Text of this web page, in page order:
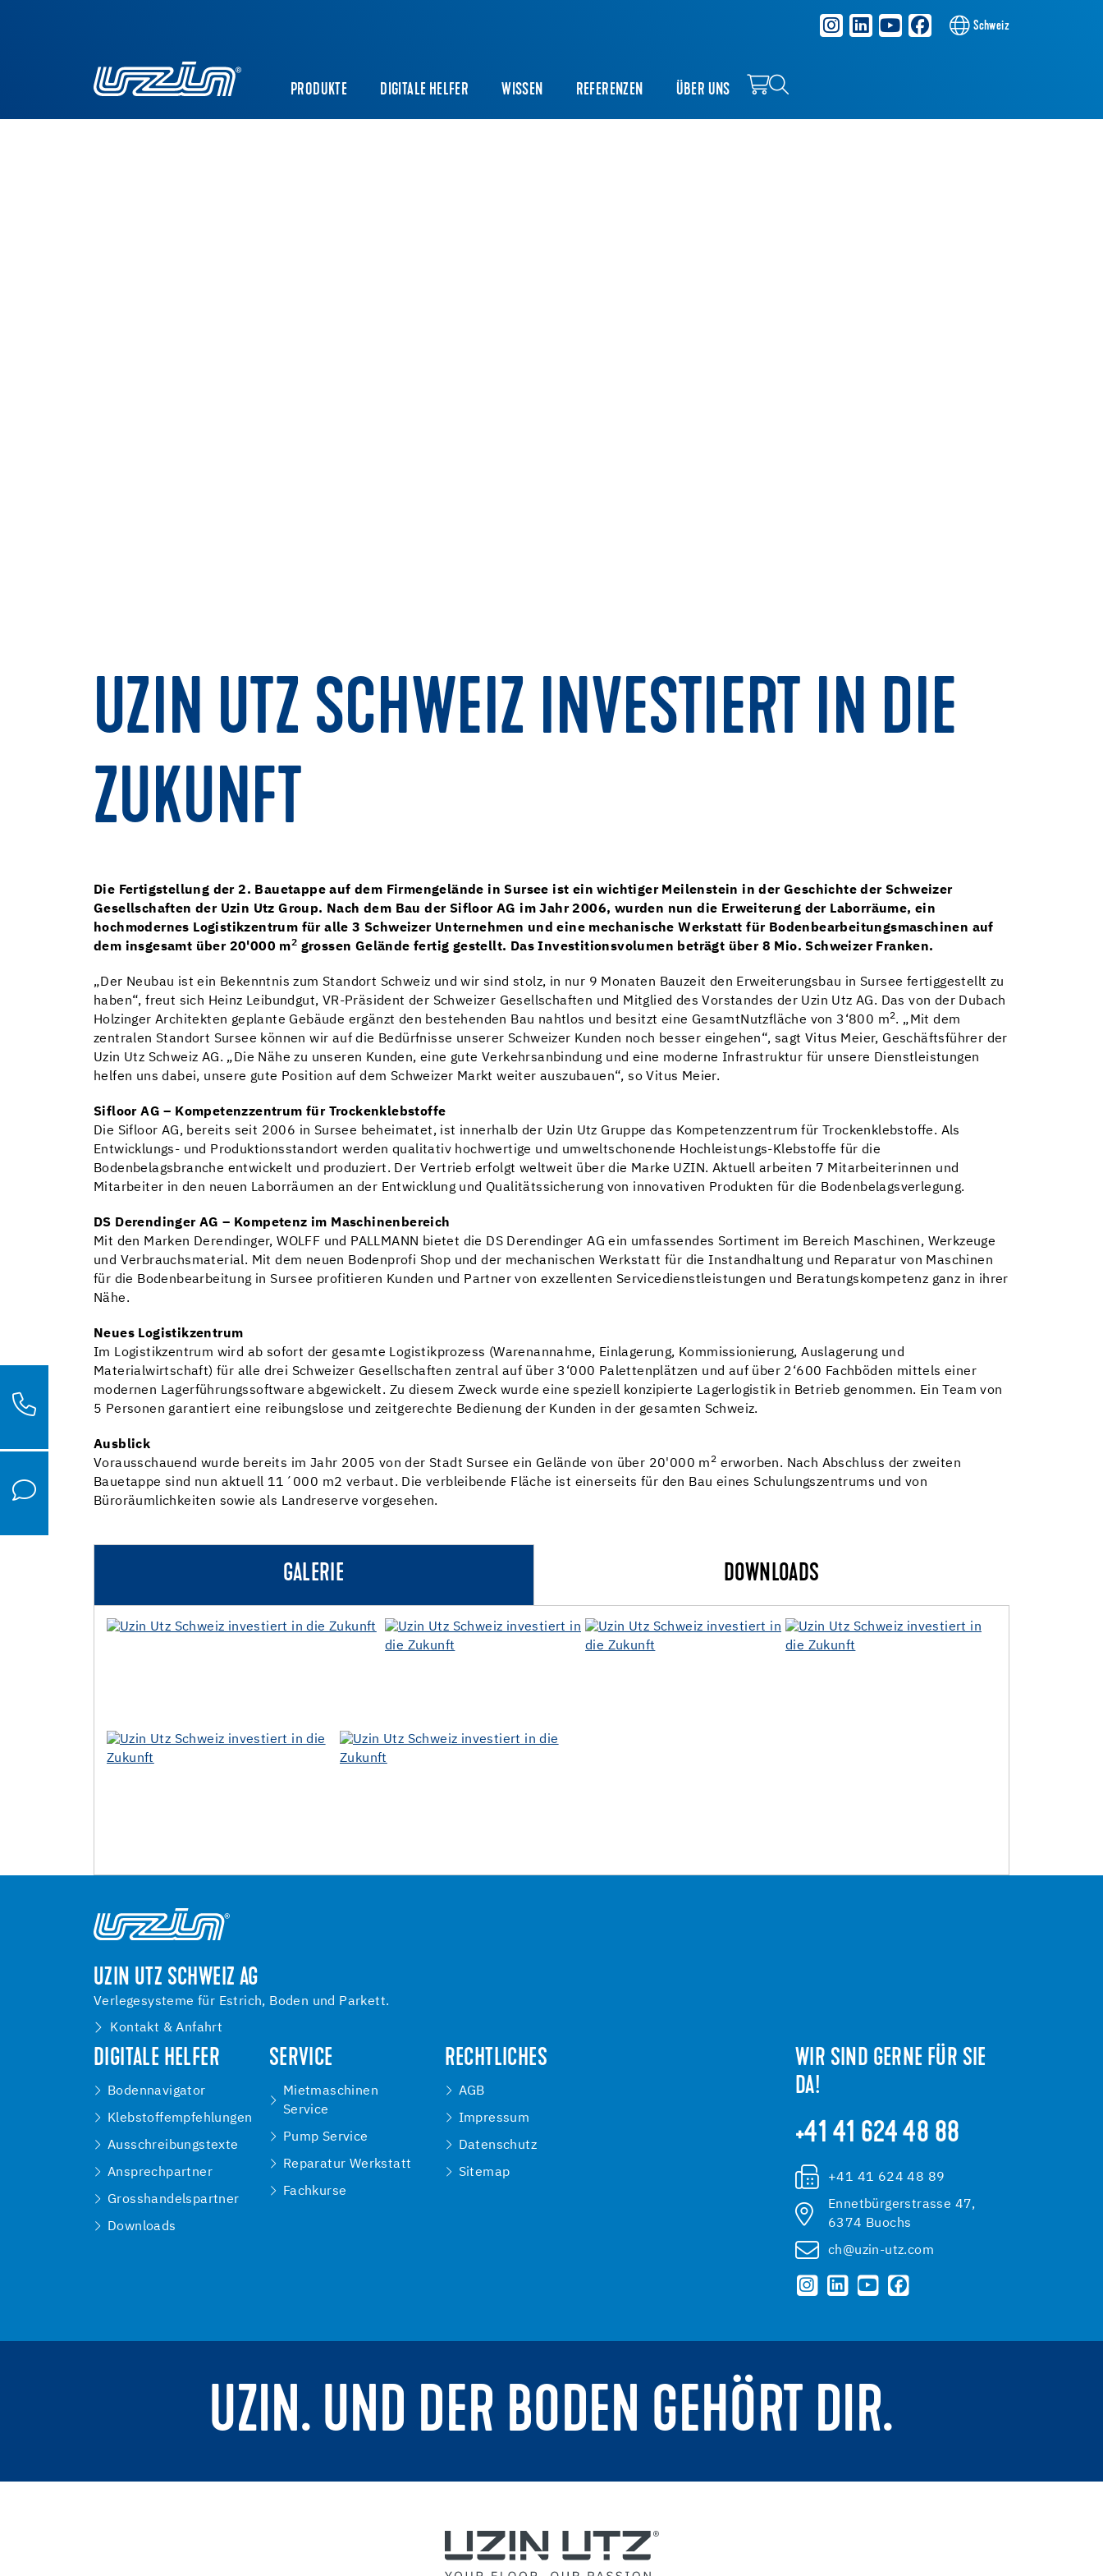
Schweiz
PRODUKTE DIGITALE HELFER WISSEN REFERENZEN ÜBER UNS
UZIN UTZ SCHWEIZ INVESTIERT IN DIE
ZUKUNFT
Die Fertigstellung der 2. Bauetappe auf dem Firmengelände in Sursee ist ein wichtiger Meilenstein in der Geschichte der Schweizer
Gesellschaften der Uzin Utz Group. Nach dem Bau der Sifloor AG im Jahr 2006, wurden nun die Erweiterung der Laborräume, ein
hochmodernes Logistikzentrum für alle 3 Schweizer Unternehmen und eine mechanische Werkstatt für Bodenbearbeitungsmaschinen auf
dem insgesamt über 20'000 m2 grossen Gelände fertig gestellt. Das Investitionsvolumen beträgt über 8 Mio. Schweizer Franken.
„Der Neubau ist ein Bekenntnis zum Standort Schweiz und wir sind stolz, in nur 9 Monaten Bauzeit den Erweiterungsbau in Sursee fertiggestellt zu
haben“, freut sich Heinz Leibundgut, VR-Präsident der Schweizer Gesellschaften und Mitglied des Vorstandes der Uzin Utz AG. Das von der Dubach
Holzinger Architekten geplante Gebäude ergänzt den bestehenden Bau nahtlos und besitzt eine GesamtNutzfläche von 3‘800 m2. „Mit dem
zentralen Standort Sursee können wir auf die Bedürfnisse unserer Schweizer Kunden noch besser eingehen“, sagt Vitus Meier, Geschäftsführer der
Uzin Utz Schweiz AG. „Die Nähe zu unseren Kunden, eine gute Verkehrsanbindung und eine moderne Infrastruktur für unsere Dienstleistungen
helfen uns dabei, unsere gute Position auf dem Schweizer Markt weiter auszubauen“, so Vitus Meier.
Sifloor AG – Kompetenzzentrum für Trockenklebstoffe
Die Sifloor AG, bereits seit 2006 in Sursee beheimatet, ist innerhalb der Uzin Utz Gruppe das Kompetenzzentrum für Trockenklebstoffe. Als
Entwicklungs- und Produktionsstandort werden qualitativ hochwertige und umweltschonende Hochleistungs-Klebstoffe für die
Bodenbelagsbranche entwickelt und produziert. Der Vertrieb erfolgt weltweit über die Marke UZIN. Aktuell arbeiten 7 Mitarbeiterinnen und
Mitarbeiter in den neuen Laborräumen an der Entwicklung und Qualitätssicherung von innovativen Produkten für die Bodenbelagsverlegung.
DS Derendinger AG – Kompetenz im Maschinenbereich
Mit den Marken Derendinger, WOLFF und PALLMANN bietet die DS Derendinger AG ein umfassendes Sortiment im Bereich Maschinen, Werkzeuge
und Verbrauchsmaterial. Mit dem neuen Bodenprofi Shop und der mechanischen Werkstatt für die Instandhaltung und Reparatur von Maschinen
für die Bodenbearbeitung in Sursee profitieren Kunden und Partner von exzellenten Servicedienstleistungen und Beratungskompetenz ganz in ihrer
Nähe.
Neues Logistikzentrum
Im Logistikzentrum wird ab sofort der gesamte Logistikprozess (Warenannahme, Einlagerung, Kommissionierung, Auslagerung und
Materialwirtschaft) für alle drei Schweizer Gesellschaften zentral auf über 3‘000 Palettenplätzen und auf über 2‘600 Fachböden mittels einer
modernen Lagerführungssoftware abgewickelt. Zu diesem Zweck wurde eine speziell konzipierte Lagerlogistik in Betrieb genommen. Ein Team von
5 Personen garantiert eine reibungslose und zeitgerechte Bedienung der Kunden in der gesamten Schweiz.
Ausblick
Vorausschauend wurde bereits im Jahr 2005 von der Stadt Sursee ein Gelände von über 20'000 m2 erworben. Nach Abschluss der zweiten
Bauetappe sind nun aktuell 11´000 m2 verbaut. Die verbleibende Fläche ist einerseits für den Bau eines Schulungszentrums und von
Büroräumlichkeiten sowie als Landreserve vorgesehen.
GALERIE DOWNLOADS
UZIN UTZ SCHWEIZ AG
Verlegesysteme für Estrich, Boden und Parkett.
Kontakt & Anfahrt
DIGITALE HELFER
Bodennavigator
Klebstoffempfehlungen
Ausschreibungstexte
Ansprechpartner
Grosshandelspartner
Downloads
SERVICE
Mietmaschinen
Service
Pump Service
Reparatur Werkstatt
Fachkurse
RECHTLICHES
AGB
Impressum
Datenschutz
Sitemap
WIR SIND GERNE FÜR SIE
DA!
+41 41 624 48 88
+41 41 624 48 89
Ennetbürgerstrasse 47,
6374 Buochs
ch@uzin-utz.com
UZIN. UND DER BODEN GEHÖRT DIR.